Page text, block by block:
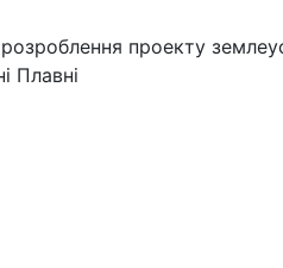
проекту
Плавні